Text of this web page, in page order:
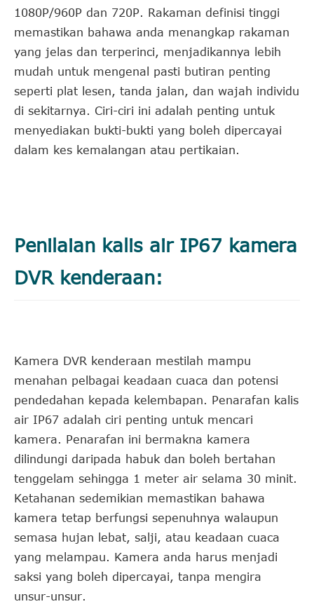
1080P/960P dan 720P. Rakaman definisi tinggi
memastikan bahawa anda menangkap rakaman
yang jelas dan terperinci, menjadikannya lebih
mudah untuk mengenal pasti butiran penting
seperti plat lesen, tanda jalan, dan wajah individu
di sekitarnya. Ciri-ciri ini adalah penting untuk
menyediakan bukti-bukti yang boleh dipercayai
dalam kes kemalangan atau pertikaian.
Penilaian kalis air IP67 kamera
DVR kenderaan:
Kamera DVR kenderaan mestilah mampu
menahan pelbagai keadaan cuaca dan potensi
pendedahan kepada kelembapan. Penarafan kalis
air IP67 adalah ciri penting untuk mencari
kamera. Penarafan ini bermakna kamera
dilindungi daripada habuk dan boleh bertahan
tenggelam sehingga 1 meter air selama 30 minit.
Ketahanan sedemikian memastikan bahawa
kamera tetap berfungsi sepenuhnya walaupun
semasa hujan lebat, salji, atau keadaan cuaca
yang melampau. Kamera anda harus menjadi
saksi yang boleh dipercayai, tanpa mengira
unsur-unsur.